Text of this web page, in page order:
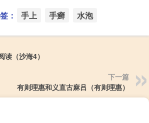
： 手上 手癣 水泡
读（沙海4）
下一篇
有则理惠和义直古麻吕（有则理惠）